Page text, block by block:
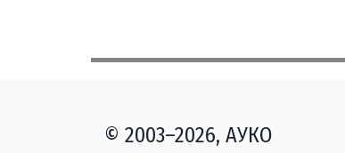
© 2003–2026, АУКО